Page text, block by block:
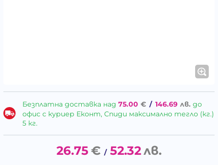
Безплатна доставка над 75.00 € / 146.69 лв. до
офис с куриер Еконт, Спиди максимално тегло (кг.)
5 кг.
26.75 € / 52.32лв.